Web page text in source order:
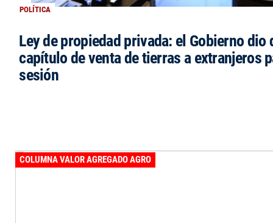
POLÍTICA
Ley de propiedad privada: el Gobierno dio
capítulo de venta de tierras a extranjeros
sesión
COLUMNA VALOR AGREGADO AGRO